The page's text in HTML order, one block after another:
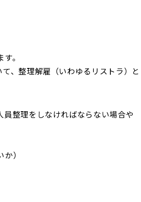
。
、整理解雇（いわゆるリストラ）と
整理をしなければならない場合や
）